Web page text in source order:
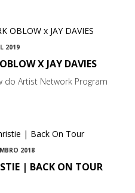
2019
X JAY DAVIES
do Artist Network Program
2018
| BACK ON TOUR